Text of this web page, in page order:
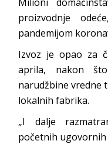
proizvodnje
pandemijom
Izvoz je opao za
aprila, nakon
narudžbine vredne
lokalnih fabrika.
„I dalje
početnih ugovornih